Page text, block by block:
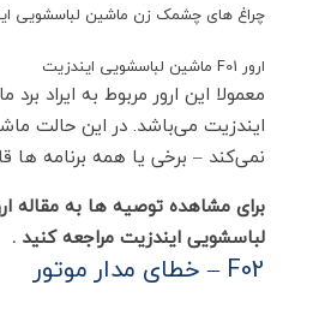
چراغ های چشمک زن ماشین لباسشویی
ارور F01 ماشین لباسشویی ایندزیت
معمولا این ارور مربوط به ایراد
ایندزیت می‌باشد. در این حالت
نمی‌کند – برخی یا همه برنامه ها
برای مشاهده توصیه ها به مقاله
لباسشویی ایندزیت مراجعه کنید .
F02 – خطای مدار موتور